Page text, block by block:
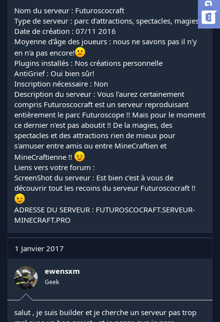
d
e
l
a
d
i
s
c
u
s
s
i
o
n
t
Nom du serveur : Futuroscocraft
Type de serveur : parc d'attractions, spectacles, magies
Date de création : 07/11 2016
Moyenne d'âge des joueurs : nous ne savons pas il n'y
en n'a pas encore!
Plugins installés : Nos créations personnelle
AntiGrief : Oui bien sûr!
Inscription nécessaire : Non
Description du serveur : Vous l'aurez certainement
compris Futuroscocraft est un serveur reproduisant
entièrement le parc Futuroscope !! Mais pour le moment
ce dernier n'est pas aboutit !! De la magies, des
spectacles et des attractions rien de mieux pour
s'amuser entre amis ou entre MineCraftien et
MineCraftienne !!
Liens vers votre forum :
ScreenShot du serveur : Est bien c'est à vous de
découvrir tout les recoins du serveur Futuroscocraft !!
ADRESSE DU SERVEUR : FUTUROSCOCRAFT.SERVEUR-
MINECRAFT.PRO
1 Janvier 2017
ewensxm
Geek
salut , je suis builder et je cherche un serveur pas trop